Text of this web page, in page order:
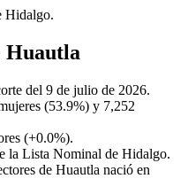
Hidalgo.
Huautla
del 9 de julio de 2026.
(53.9%) y 7,252
(+0.0%).
la Lista Nominal de Hidalgo.
de Huautla nació en